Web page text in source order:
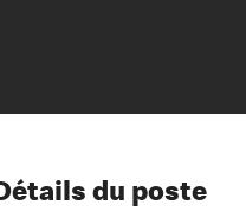
à l’égard de nos employés
directeursdu poste